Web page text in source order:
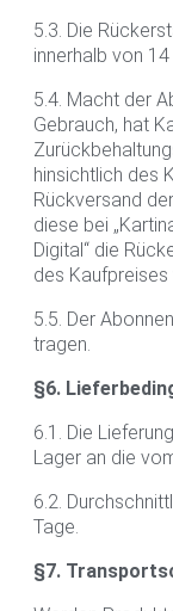
5.3. Die
innerhalb von
5.4. Macht der
Gebrauch, hat
hinsichtlich des
Rückversand
diese bei
Digital“ die
des Kaufpreises
5.5. Der
tragen.
§6.
6.1. Die
Lager an die
6.2.
Tage.
§7.